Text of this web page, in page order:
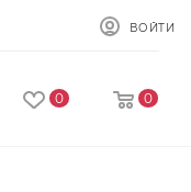
ВОЙТИ
0 0